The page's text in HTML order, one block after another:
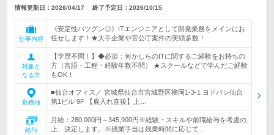
情報更新日：2026/04/17 終了予定日： 2026/10/15
仕事内容
《安定性バツグン◎》ITエンジニアとして開発業務をメインにお
任せします！★大手企業や官公庁案件の実績多数！
対象と
なる方
【学歴不問！】◆必須：何かしらのITに関するご経験をお持ちの
方（言語・工程・経験年数不問） ★スクールなどで学んだご経験
もOK！
勤務地
■仙台オフィス／ 宮城県仙台市宮城野区榴岡1-3-1 ヨドバシ仙台
第1ビル 9F 【雇入れ直後】上…
給与
月給：280,000円～345,900円※経験・スキルや前職給与を考慮の
上、決定します。※残業手当は残業時間に応じて…